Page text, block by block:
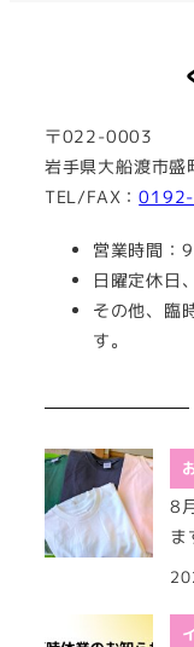
〒022-0003
岩手県大船渡市
TEL/FAX：
営業時間：
日曜定休日
その他、臨
す。
8
ま